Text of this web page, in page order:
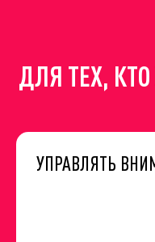
ДЛЯ ТЕХ,
УПРАВЛЯТЬ